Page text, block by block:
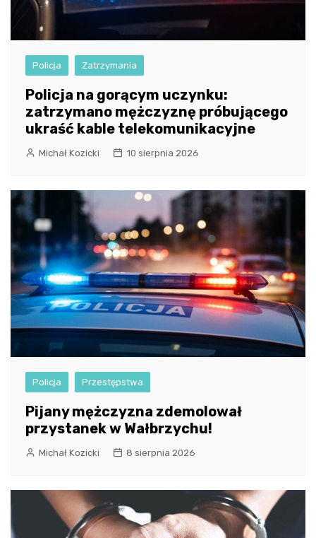
Policja Zatrzymania
Policja na gorącym uczynku:
zatrzymano mężczyznę próbującego
ukraść kable telekomunikacyjne
Michał Kozicki 10 sierpnia 2026
Policja Przestępstwa
Pijany mężczyzna zdemolował
przystanek w Wałbrzychu!
Michał Kozicki 8 sierpnia 2026